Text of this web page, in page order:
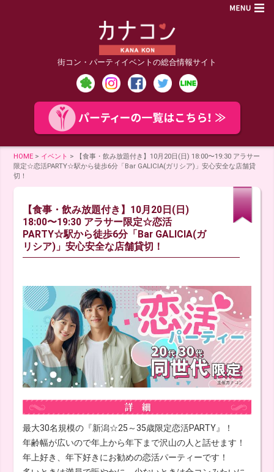
街コン・パーティイベントの総合情報サイト
HOME > イベント >
【食事・飲み放題付き】10月20日(日) 18:00〜19:30 アラサー
限定☆恋活PARTY☆駅から徒歩6分「Bar GALICIA(ガリシア)」安心安全な店舗貸
切！
【食事・飲み放題付き】10月20日(日)
18:00〜19:30 アラサー限定☆恋活
PARTY☆駅から徒歩6分「Bar GALICIA(ガ
リシア)」安心安全な店舗貸切！
最大30名規模の『新潟☆25～35歳限定恋活PARTY』！
年齢幅が広いので年上から年下まで沢山の人と話せます！
年上好き、年下好きにお勧めの恋活パーティーです！